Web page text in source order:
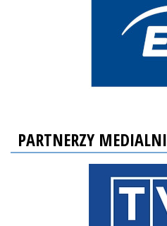
PARTNERZY MEDIALNI